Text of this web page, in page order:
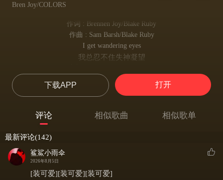
Bren Joy/COLORS
作词 : Brennen Joy/Blake Ruby
作曲 : Sam Barsh/Blake Ruby
I get wandering eyes
我总忍不住失神凝望
每当你向我走近
Pondering how
反复思量
为何我们只在我脑海里相拥
Could be the Ferragamo jeans
下载APP 打开
评论 相似歌曲 相似歌单
最新评论(142)
鲨鯊小雨伞
2026年8月5日
[装可爱][装可爱][装可爱]